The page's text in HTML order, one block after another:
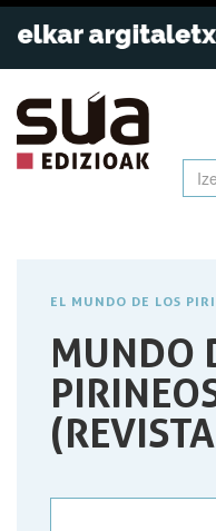
EL MUNDO DE LOS
MUNDO